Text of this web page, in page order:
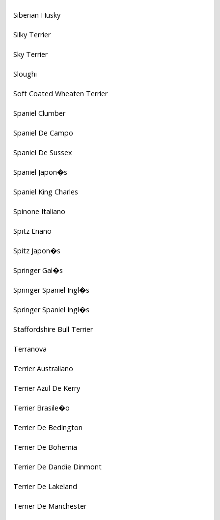
Siberian Husky
Silky Terrier
Sky Terrier
Sloughi
Soft Coated Wheaten Terrier
Spaniel Clumber
Spaniel De Campo
Spaniel De Sussex
Spaniel Japon�s
Spaniel King Charles
Spinone Italiano
Spitz Enano
Spitz Japon�s
Springer Gal�s
Springer Spaniel Ingl�s
Springer Spaniel Ingl�s
Staffordshire Bull Terrier
Terranova
Terrier Australiano
Terrier Azul De Kerry
Terrier Brasile�o
Terrier De Bedlngton
Terrier De Bohemia
Terrier De Dandie Dinmont
Terrier De Lakeland
Terrier De Manchester